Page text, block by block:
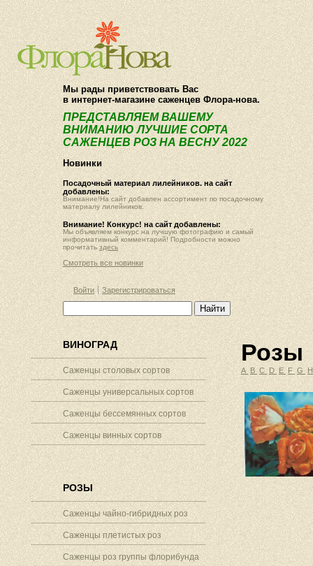
О компании Как купить
Мы рады приветствовать Вас
в интернет-магазине саженцев Флора-нова.
ПРЕДСТАВЛЯЕМ ВАШЕМУ
ВНИМАНИЮ ЛУЧШИЕ СОРТА
САЖЕНЦЕВ РОЗ НА ВЕСНУ 2022
Новинки
Посадочный материал лилейников. на сайт
добавлены:
Внимание!На сайт добавлен ассортимент по посадочному
материалу лилейников.
Внимание! Конкурс! на сайт добавлены:
Мы объявляем конкурс на лучшую фотографию и самый
информативный комментарий! Подробности можно
прочитать здесь
Смотреть все новинки
Войти Зарегистрироваться
ВИНОГРАД
Саженцы столовых сортов
Саженцы универсальных сортов
Саженцы бессемянных сортов
Саженцы винных сортов
РОЗЫ
Саженцы чайно-гибридных роз
Саженцы плетистых роз
Саженцы роз группы флорибунда
Розы
A B C D E F G